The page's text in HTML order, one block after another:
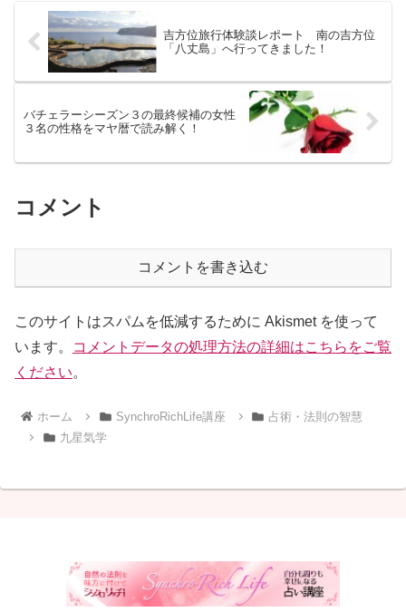
吉方位旅行体験談レポート 南の吉方位
「八丈島」へ行ってきました！
バチェラーシーズン３の最終候補の女性
３名の性格をマヤ暦で読み解く！
コメント
コメントを書き込む
このサイトはスパムを低減するために Akismet を使って
います。
コメントデータの処理方法の詳細はこちらをご覧
ください。
ホーム SynchroRichLife講座
占術・法則の智慧
九星気学